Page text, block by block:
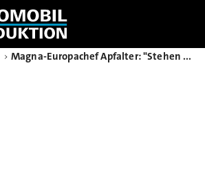
Magna-Europachef Apfalter: "Stehen nicht unter Übernahme-Druck"